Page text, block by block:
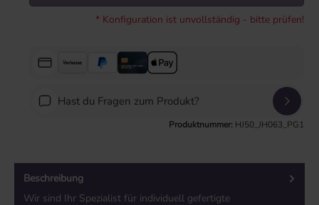
* Konfiguration ist unvollständig - bitte prüfen!
Hast du Fragen zum Produkt?
Produktnummer: HJ50_JH063_PG1
Beschreibung
Wir sind Ihr Spezialist für individuell gefertigte